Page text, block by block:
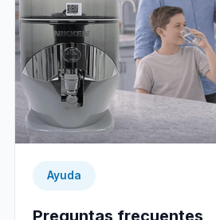
Ayuda
Preguntas frecuentes